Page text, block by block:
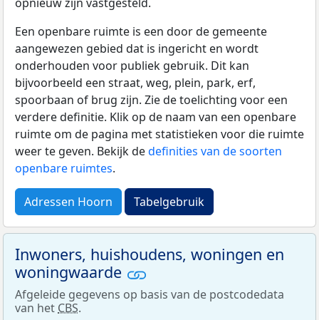
Een openbare ruimte is een door de gemeente
aangewezen gebied dat is ingericht en wordt
onderhouden voor publiek gebruik. Dit kan
bijvoorbeeld een straat, weg, plein, park, erf,
spoorbaan of brug zijn. Zie de toelichting voor een
verdere definitie. Klik op de naam van een openbare
ruimte om de pagina met statistieken voor die ruimte
weer te geven. Bekijk dedefinities van de soorten
openbare ruimtes.
Adressen Hoorn Tabelgebruik
Inwoners, huishoudens, woningen en
woningwaarde
Afgeleide gegevens op basis van de postcodedata
van het CBS.